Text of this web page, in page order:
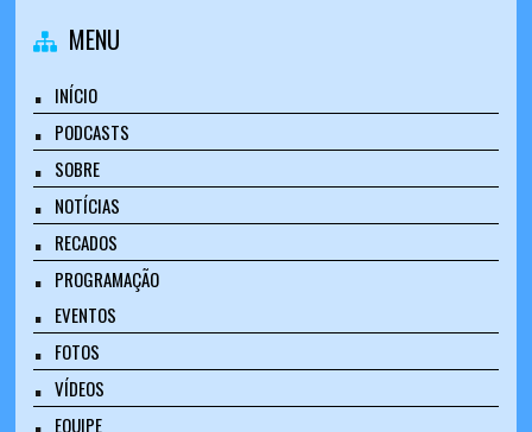
MENU
INÍCIO
PODCASTS
SOBRE
NOTÍCIAS
RECADOS
PROGRAMAÇÃO
EVENTOS
FOTOS
VÍDEOS
EQUIPE